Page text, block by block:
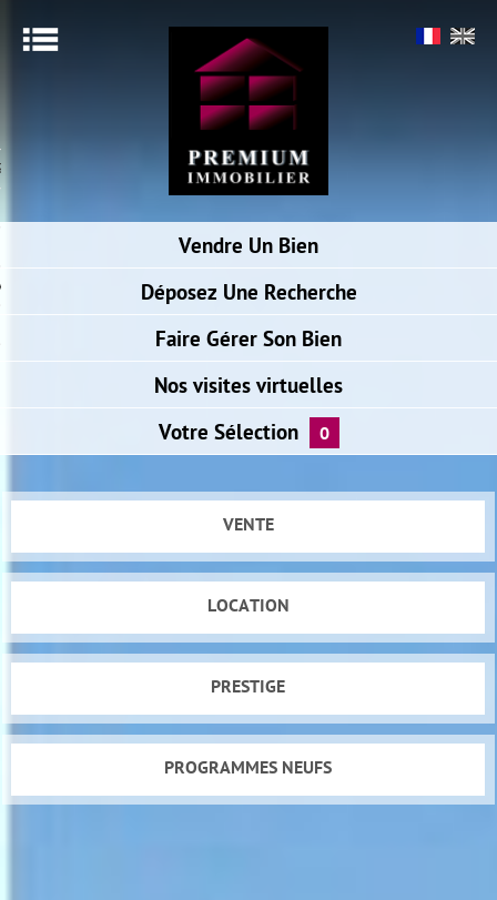
Vendre Un Bien
Déposez Une Recherche
Faire Gérer Son Bien
Nos visites virtuelles
Votre Sélection 0
VENTE
LOCATION
PRESTIGE
PROGRAMMES NEUFS
VOTRE PRÊT
ACCÈS PROPRIÉTAIRE